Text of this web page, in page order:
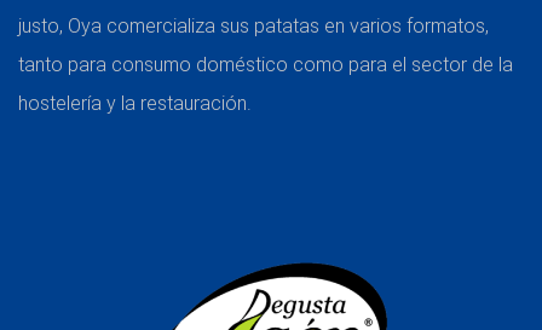
justo, Oya comercializa sus patatas en varios formatos,
tanto para consumo doméstico como para el sector de la
hostelería y la restauración.